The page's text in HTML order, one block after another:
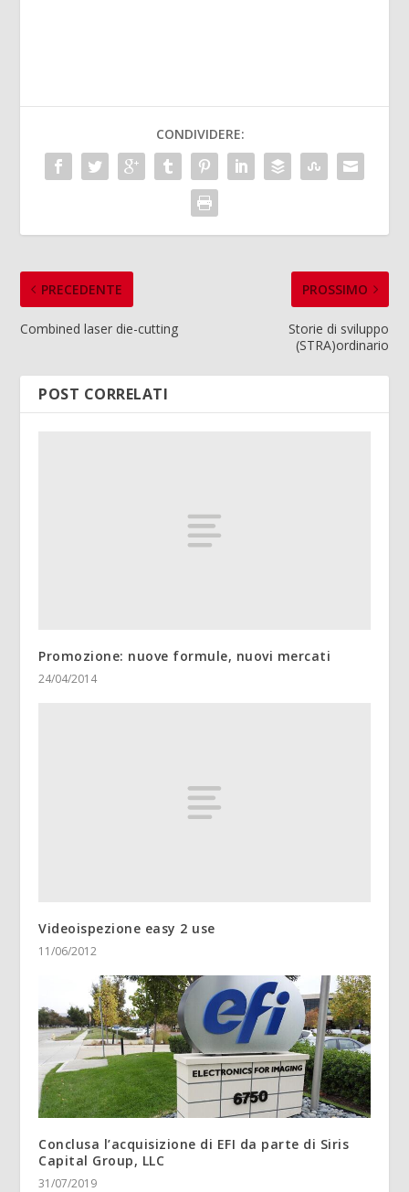
CONDIVIDERE:
PRECEDENTE
Combined laser die-cutting
PROSSIMO
Storie di sviluppo
(STRA)ordinario
POST CORRELATI
Promozione: nuove formule, nuovi mercati
24/04/2014
Videoispezione easy 2 use
11/06/2012
Conclusa l’acquisizione di EFI da parte di Siris
Capital Group, LLC
31/07/2019